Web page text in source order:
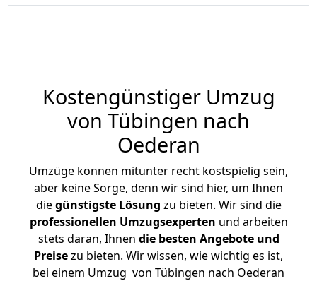
Kostengünstiger Umzug
von Tübingen nach
Oederan
Umzüge können mitunter recht kostspielig sein,
aber keine Sorge, denn wir sind hier, um Ihnen
diegünstigste Lösung zu bieten. Wir sind die
professionellen Umzugsexperten und arbeiten
stets daran, Ihnen die besten Angebote und
Preisezu bieten. Wir wissen, wie wichtig es ist,
bei einem Umzug von Tübingen nach Oederan